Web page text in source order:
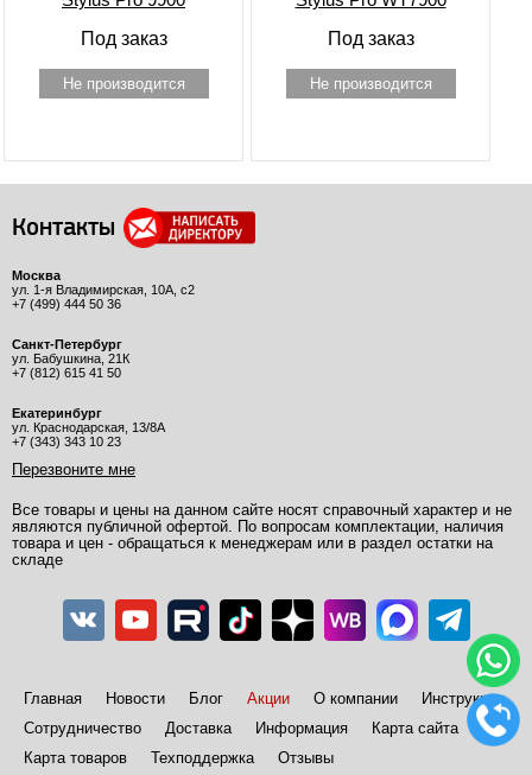
Под заказ
Не производится
Под заказ
Не производится
Контакты
Москва
ул. 1-я Владимирская, 10А, с2
+7 (499) 444 50 36
Санкт-Петербург
ул. Бабушкина, 21К
+7 (812) 615 41 50
Екатеринбург
ул. Краснодарская, 13/8А
+7 (343) 343 10 23
Перезвоните мне
Все товары и цены на данном сайте носят справочный характер и не
являются публичной офертой. По вопросам комплектации, наличия
товара и цен - обращаться к менеджерам или в раздел остатки на
складе
Главная Новости Блог Акции О компании
Инструкции
Сотрудничество
Доставка Информация
Карта сайта
Карта товаров
Техподдержка Отзывы